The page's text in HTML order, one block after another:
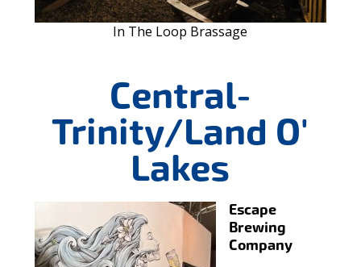
In The Loop Brassage
Central-
Trinity/Land O'
Lakes
Escape
Brewing
Company